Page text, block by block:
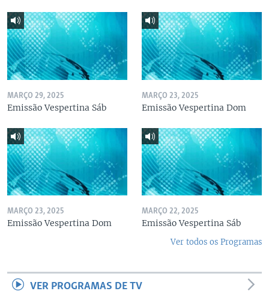
MARÇO 29, 2025
Emissão Vespertina Sáb
MARÇO 23, 2025
Emissão Vespertina Dom
MARÇO 23, 2025
Emissão Vespertina Dom
MARÇO 22, 2025
Emissão Vespertina Sáb
Ver todos os Programas
VER PROGRAMAS DE TV